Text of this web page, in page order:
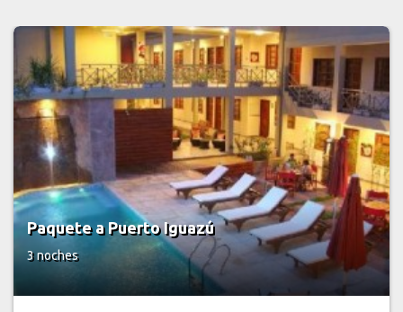
Paquete a Puerto Madryn
3 noches
Salida desde Buenos Aires